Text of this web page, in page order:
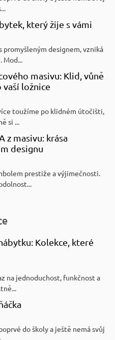
který žije s vámi
promyšleným designem, vzniká
Mod...
masivu: Klid, vůně
vaší ložnice
toužíme po klidném útočišti,
si ...
z masivu: krása
designu
prestiže a výjimečnosti.
Kolekce, které
na jednoduchost, funkčnost a
do školy a ještě nemá svůj